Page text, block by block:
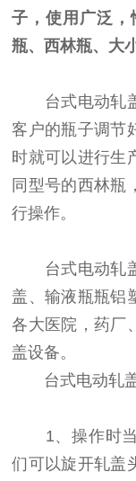
子，使用广泛
瓶、西林瓶、大
台式电动轧盖
客户的瓶子调节
时就可以进行生
同型号的西林瓶
行操作。
台式电动轧盖
盖、输液瓶瓶铝
各大医院，药厂
盖设备。
台式电动轧盖
1、操作时当
们可以旋开轧盖